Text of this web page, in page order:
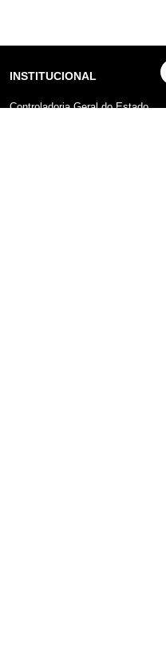
INSTITUCIONAL
Controladoria Geral do Estado